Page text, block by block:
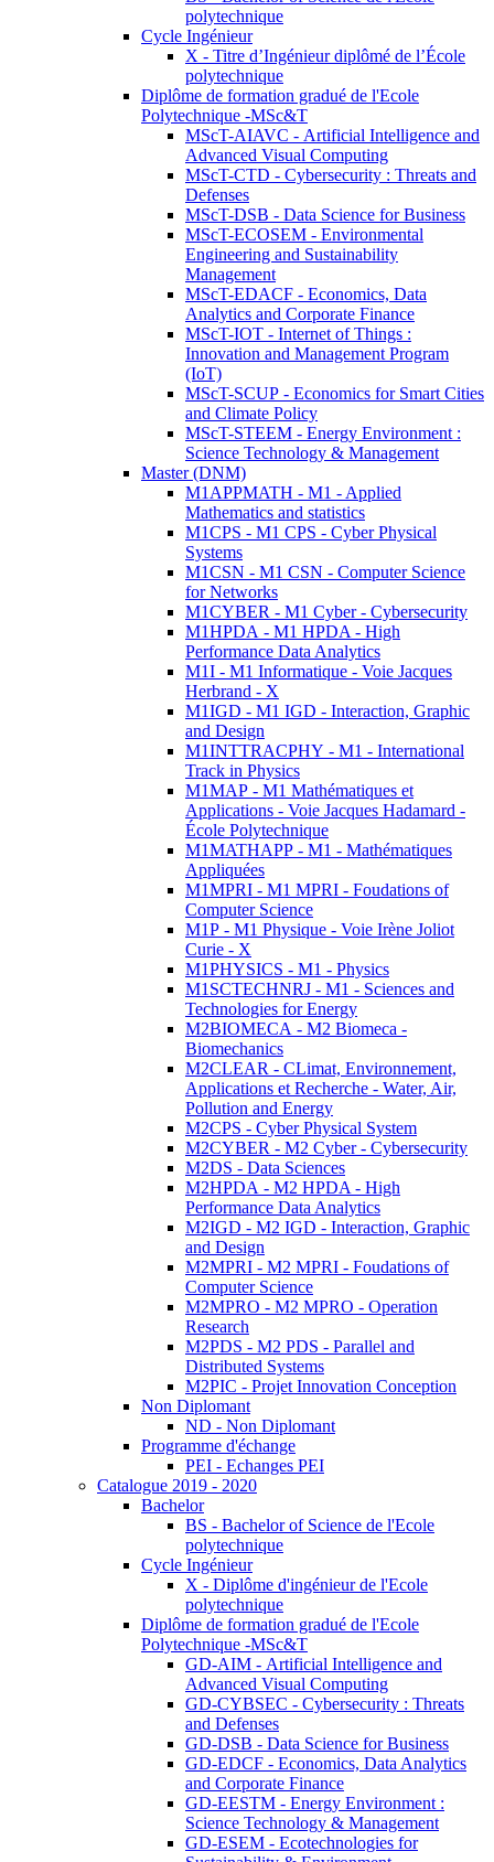
polytechnique
Cycle Ingénieur
X - Titre d’Ingénieur diplômé de l’École
polytechnique
Diplôme de formation gradué de l'Ecole
Polytechnique -MSc&T
MScT-AIAVC - Artificial Intelligence and
Advanced Visual Computing
MScT-CTD - Cybersecurity : Threats and
Defenses
MScT-DSB - Data Science for Business
MScT-ECOSEM - Environmental
Engineering and Sustainability
Management
MScT-EDACF - Economics, Data
Analytics and Corporate Finance
MScT-IOT - Internet of Things :
Innovation and Management Program
(IoT)
MScT-SCUP - Economics for Smart Cities
and Climate Policy
MScT-STEEM - Energy Environment :
Science Technology & Management
Master (DNM)
M1APPMATH - M1 - Applied
Mathematics and statistics
M1CPS - M1 CPS - Cyber Physical
Systems
M1CSN - M1 CSN - Computer Science
for Networks
M1CYBER - M1 Cyber - Cybersecurity
M1HPDA - M1 HPDA - High
Performance Data Analytics
M1I - M1 Informatique - Voie Jacques
Herbrand - X
M1IGD - M1 IGD - Interaction, Graphic
and Design
M1INTTRACPHY - M1 - International
Track in Physics
M1MAP - M1 Mathématiques et
Applications - Voie Jacques Hadamard -
École Polytechnique
M1MATHAPP - M1 - Mathématiques
Appliquées
M1MPRI - M1 MPRI - Foudations of
Computer Science
M1P - M1 Physique - Voie Irène Joliot
Curie - X
M1PHYSICS - M1 - Physics
M1SCTECHNRJ - M1 - Sciences and
Technologies for Energy
M2BIOMECA - M2 Biomeca -
Biomechanics
M2CLEAR - CLimat, Environnement,
Applications et Recherche - Water, Air,
Pollution and Energy
M2CPS - Cyber Physical System
M2CYBER - M2 Cyber - Cybersecurity
M2DS - Data Sciences
M2HPDA - M2 HPDA - High
Performance Data Analytics
M2IGD - M2 IGD - Interaction, Graphic
and Design
M2MPRI - M2 MPRI - Foudations of
Computer Science
M2MPRO - M2 MPRO - Operation
Research
M2PDS - M2 PDS - Parallel and
Distributed Systems
M2PIC - Projet Innovation Conception
Non Diplomant
ND - Non Diplomant
Programme d'échange
PEI - Echanges PEI
Catalogue 2019 - 2020
Bachelor
BS - Bachelor of Science de l'Ecole
polytechnique
Cycle Ingénieur
X - Diplôme d'ingénieur de l'Ecole
polytechnique
Diplôme de formation gradué de l'Ecole
Polytechnique -MSc&T
GD-AIM - Artificial Intelligence and
Advanced Visual Computing
GD-CYBSEC - Cybersecurity : Threats
and Defenses
GD-DSB - Data Science for Business
GD-EDCF - Economics, Data Analytics
and Corporate Finance
GD-EESTM - Energy Environment :
Science Technology & Management
GD-ESEM - Ecotechnologies for